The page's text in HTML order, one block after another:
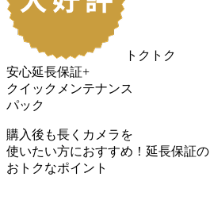
トクトク
安心延長保証+
クイックメンテナンス
パック
購入後も長くカメラを
使いたい方におすすめ！ 延長保証の
おトクなポイント